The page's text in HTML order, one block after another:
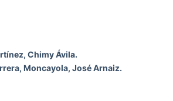
Chimy Ávila.
Moncayola, José Arnaiz.